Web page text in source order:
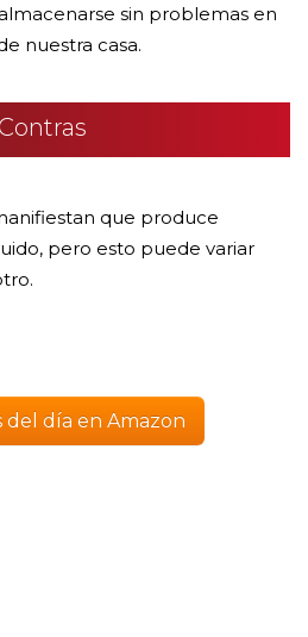
sin problemas en
nuestra casa.
Contras
que produce
pero esto puede variar
del día en Amazon